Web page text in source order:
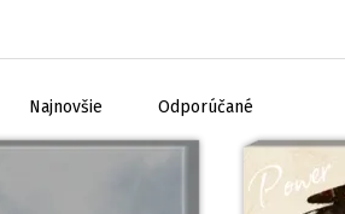
Najnovšie Odporúčané